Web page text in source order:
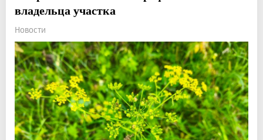
владельца участка
Новости